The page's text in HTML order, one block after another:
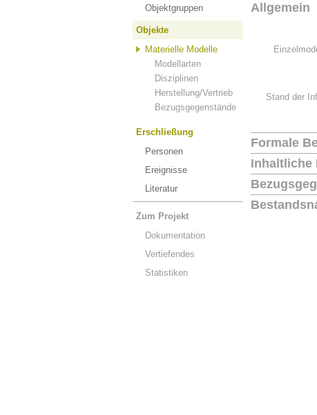
Objektgruppen
Objekte
Materielle Modelle
Modellarten
Disziplinen
Herstellung/Vertrieb
Bezugsgegenstände
Erschließung
Personen
Ereignisse
Literatur
Zum Projekt
Dokumentation
Vertiefendes
Statistiken
Allgemein
Stand der
Formale
Inhaltliche